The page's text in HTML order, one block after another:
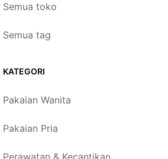
Semua toko
Semua tag
KATEGORI
Pakaian Wanita
Pakaian Pria